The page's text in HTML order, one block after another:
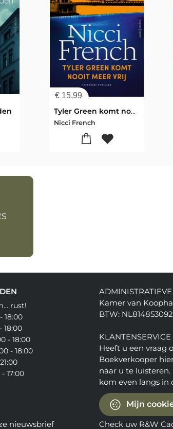
€15,99
Tyler Green komt nooit meer vrij
Nicci French
rust!
18:00
18:00
- 18:00
- 18:00
17:00
Kamer van
BTW:
KLANTENSERVICE
Heeft u een vraag
Boekverkooper
naar u te luisteren.
kom even langs in
Mijn
nieuwsbrief Check uw R&W